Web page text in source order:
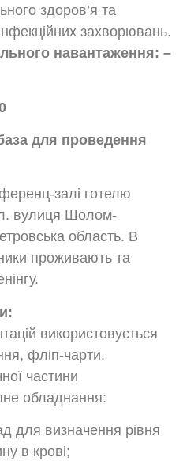
здоров’я та
захворювань.
навантаження: –
для проведення
залі готелю
вулиця Шолом-
область. В
проживають та
використовується
фліп-чарти.
частини
обладнання:
для визначення рівня
в крові;